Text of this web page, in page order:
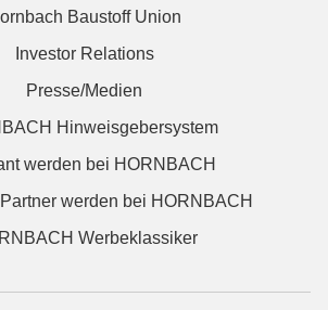
Baustoff Union
Investor Relations
Presse/Medien
Hinweisgebersystem
werden bei HORNBACH
werden bei HORNBACH
Werbeklassiker